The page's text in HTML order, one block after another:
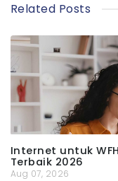
Related Posts
Internet untuk
Terbaik 2026
Aug 07, 2026